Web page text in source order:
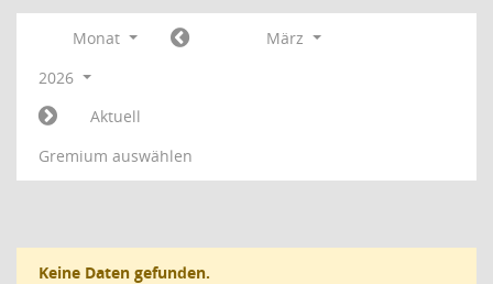
Monat
März
2026
Aktuell
Gremium auswählen
Keine Daten gefunden.